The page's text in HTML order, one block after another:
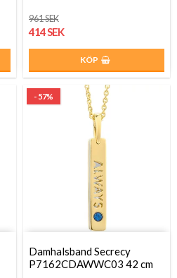
961 SEK
414 SEK
KÖP
- 57%
Damhalsband Secrecy
P7162CDAWWC03 42 cm